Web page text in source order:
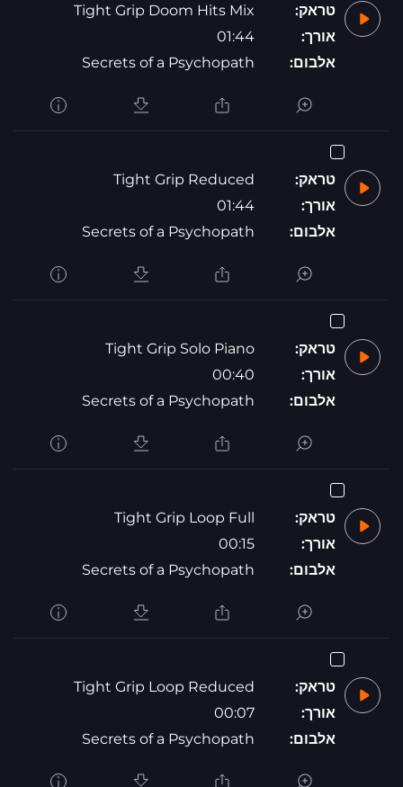
טראק:
Tight Grip Doom Hits Mix
אורך:
01:44
אלבום:
Secrets of a Psychopath
טראק:
Tight Grip Reduced
אורך:
01:44
אלבום:
Secrets of a Psychopath
טראק:
Tight Grip Solo Piano
אורך:
00:40
אלבום:
Secrets of a Psychopath
טראק:
Tight Grip Loop Full
אורך:
00:15
אלבום:
Secrets of a Psychopath
טראק:
Tight Grip Loop Reduced
אורך:
00:07
אלבום:
Secrets of a Psychopath